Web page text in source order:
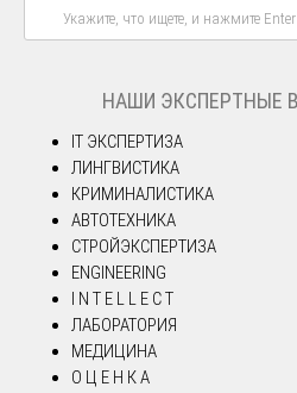
НАШИ ЭКСПЕРТНЫЕ
IT ЭКСПЕРТИЗА
ЛИНГВИСТИКА
КРИМИНАЛИСТИКА
АВТОТЕХНИКА
СТРОЙЭКСПЕРТИЗА
ENGINEERING
I N T E L L E C T
ЛАБОРАТОРИЯ
МЕДИЦИНА
О Ц Е Н К А